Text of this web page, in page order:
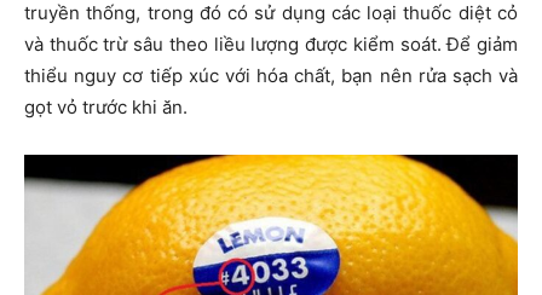
truyền thống, trong đó có sử dụng các loại thuốc diệt cỏ
và thuốc trừ sâu theo liều lượng được kiểm soát. Để giảm
thiểu nguy cơ tiếp xúc với hóa chất, bạn nên rửa sạch và
gọt vỏ trước khi ăn.